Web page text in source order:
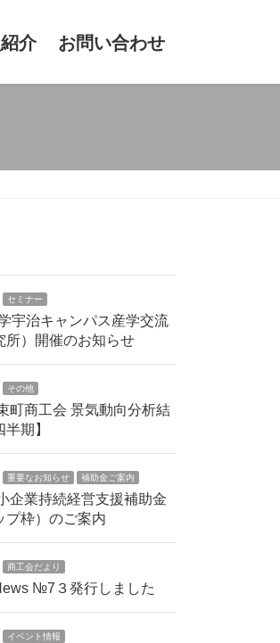
介 お問い合わせ
セミナー
宇治キャンパス産学交流
所）開催のお知らせ
その他
町商工会 景気動向分析結
期】
重要なお知らせ 補助金ご案内
企業持続経営支援補助金
プ枠）のご案内
商工会だより
№7３発行しました
イベント情報